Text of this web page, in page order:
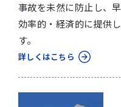
事故を未然に防止し、
効率的・経済的に提供
す。
詳しくはこちら